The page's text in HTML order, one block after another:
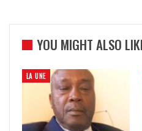
YOU MIGHT ALSO
LA UNE